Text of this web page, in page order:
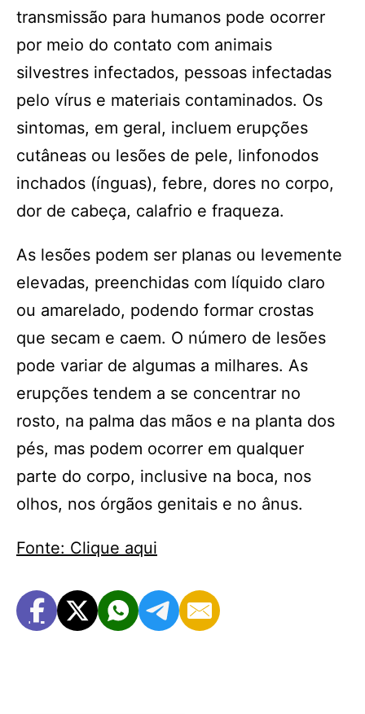
transmissão para humanos pode ocorrer
por meio do contato com animais
silvestres infectados, pessoas infectadas
pelo vírus e materiais contaminados. Os
sintomas, em geral, incluem erupções
cutâneas ou lesões de pele, linfonodos
inchados (ínguas), febre, dores no corpo,
dor de cabeça, calafrio e fraqueza.
As lesões podem ser planas ou levemente
elevadas, preenchidas com líquido claro
ou amarelado, podendo formar crostas
que secam e caem. O número de lesões
pode variar de algumas a milhares. As
erupções tendem a se concentrar no
rosto, na palma das mãos e na planta dos
pés, mas podem ocorrer em qualquer
parte do corpo, inclusive na boca, nos
olhos, nos órgãos genitais e no ânus.
Fonte: Clique aqui